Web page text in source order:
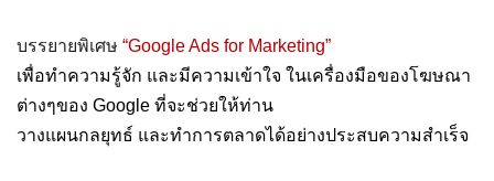
บรรยายพิเศษ “Google Ads for Marketing”
เพื่อทำความรู้จัก และมีความเข้าใจ ในเครื่องมือของโฆษณา
ต่างๆของ Google ที่จะช่วยให้ท่าน
วางแผนกลยุทธ์ และทำการตลาดได้อย่างประสบความสำเร็จ